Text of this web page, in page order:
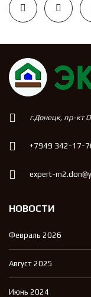
г.Донецк, пр-кт
+7949 342-17-
expert-
НОВОСТИ
Февраль 2026
Август 2025
Июнь 2024